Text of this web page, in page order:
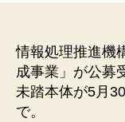
情報処理推進機
成事業」が公募
未踏本体が5月
で。